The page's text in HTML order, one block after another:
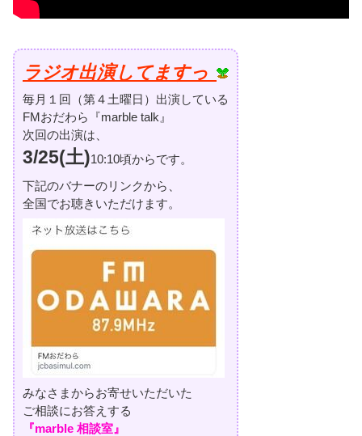
ラジオ出演してますっ
毎月１回（第４土曜日）出演している
FMおだわら『marble talk』
次回の出演は、
3/25(土)10:10頃からです。
下記のバナーのリンクから、
全国でお聴きいただけます。
みなさまからお寄せいただいた
ご相談にお答えする
『marble 相談室』